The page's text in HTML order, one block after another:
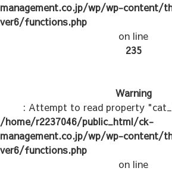
management.co.jp/wp/wp-content/
ver6/functions.php
on line
235
Warning
: Attempt to read property
/home/r2237046/public_html/ck-
management.co.jp/wp/wp-content/
ver6/functions.php
on line